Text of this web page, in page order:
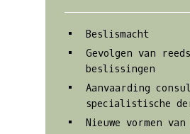
Beslismacht
Gevolgen van
beslissingen
Aanvaarding
specialistische
Nieuwe vormen van